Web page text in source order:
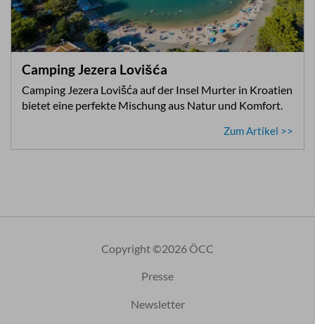
Camping Jezera Lovišća
Camping Jezera Lovišća auf der Insel Murter in Kroatien
bietet eine perfekte Mischung aus Natur und Komfort.
Zum Artikel >>
Copyright ©2026 ÖCC
Presse
Newsletter